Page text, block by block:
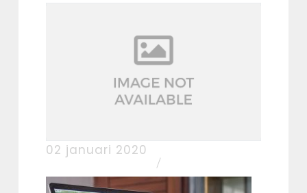
02 januari 2020